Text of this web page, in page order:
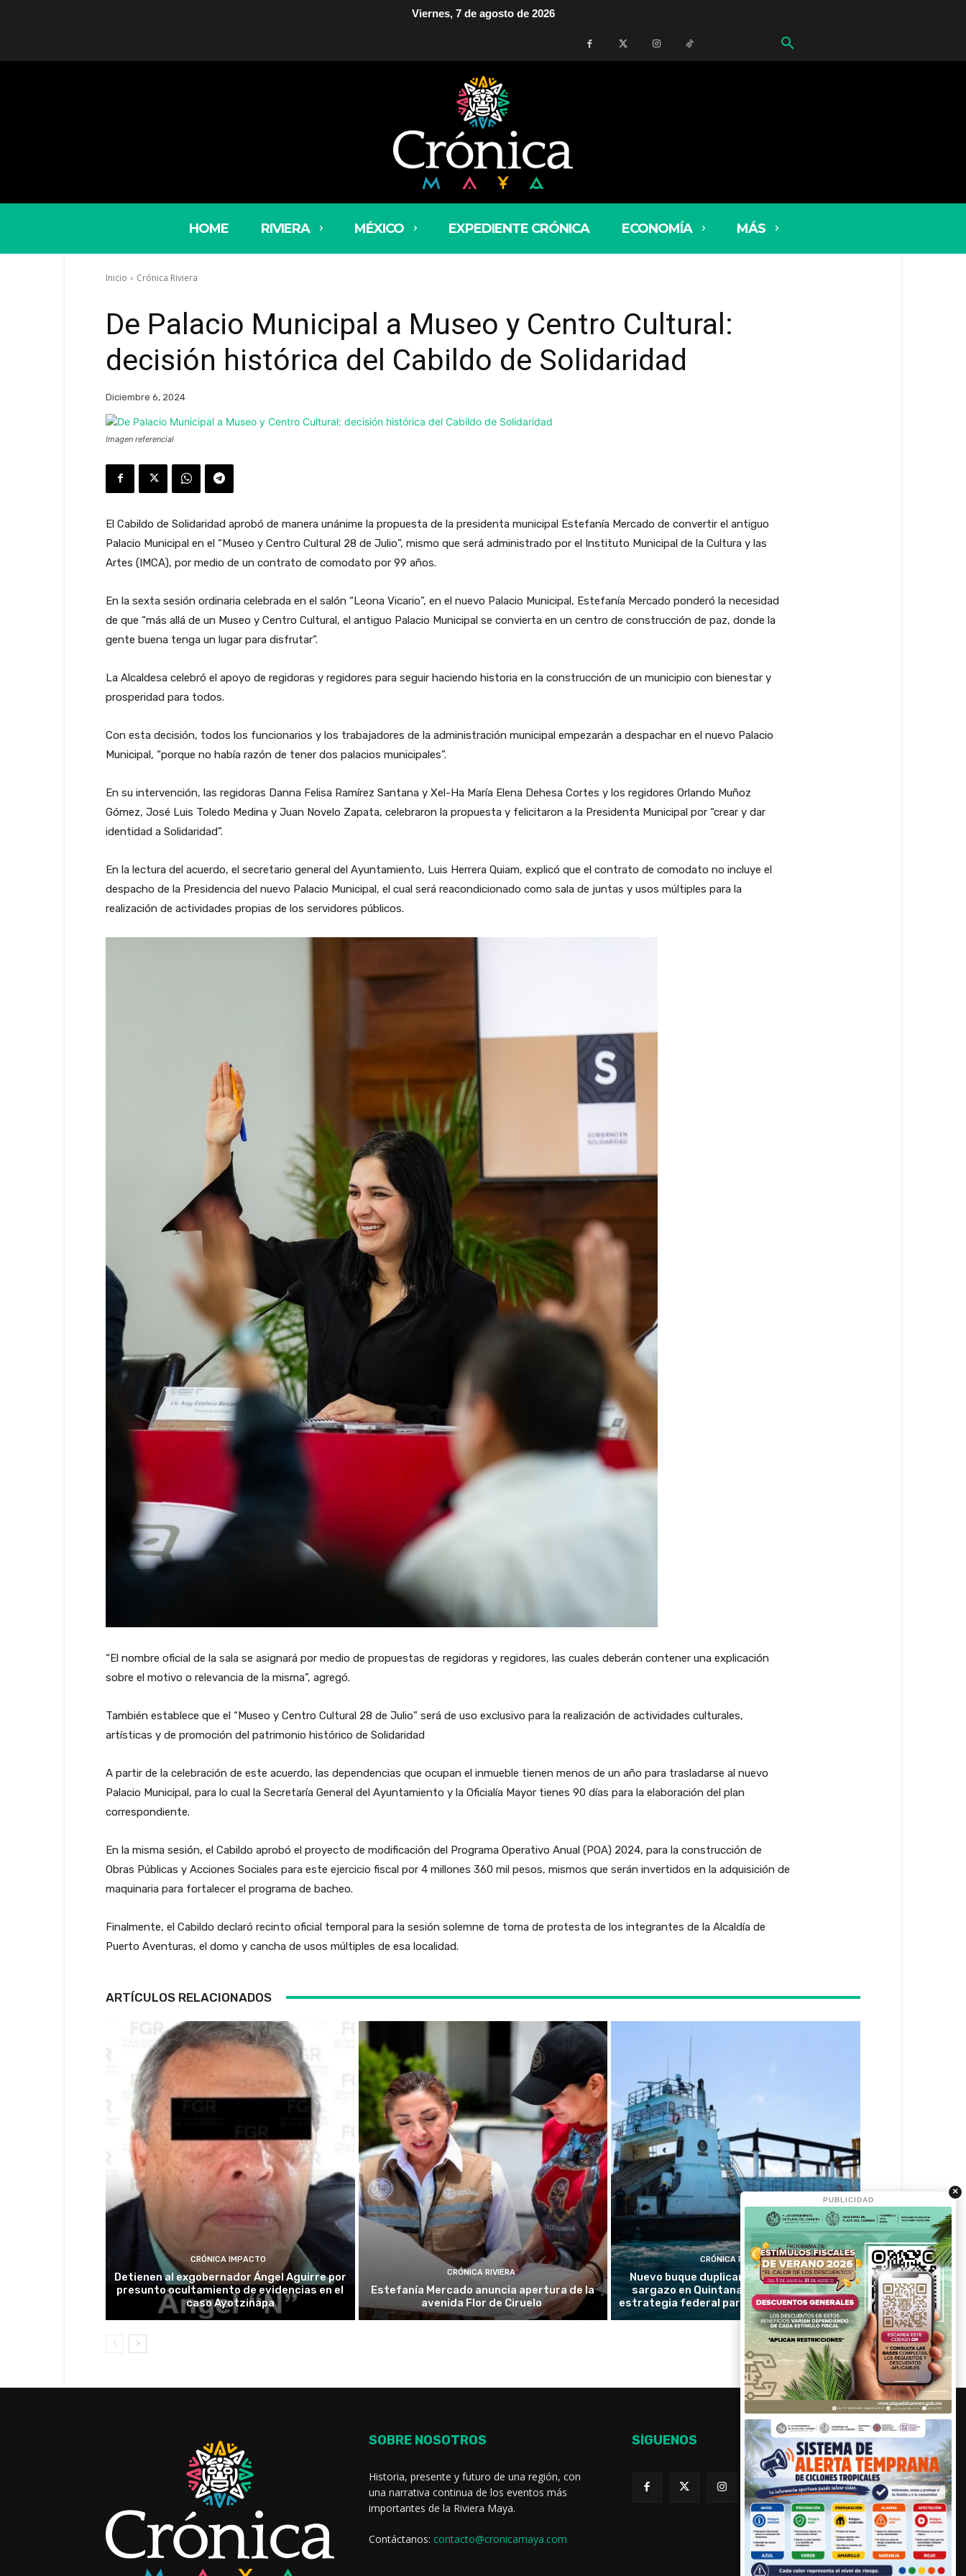
Viernes, 7 de agosto de 2026
HOME RIVIERA MÉXICO EXPEDIENTE CRÓNICA ECONOMÍA MÁS
Inicio Crónica Riviera
De Palacio Municipal a Museo y Centro Cultural:
decisión histórica del Cabildo de Solidaridad
Diciembre 6, 2024
Imagen referencial
El Cabildo de Solidaridad aprobó de manera unánime la propuesta de la presidenta municipal Estefanía Mercado de convertir el antiguo
Palacio Municipal en el “Museo y Centro Cultural 28 de Julio”, mismo que será administrado por el Instituto Municipal de la Cultura y las
Artes (IMCA), por medio de un contrato de comodato por 99 años.
En la sexta sesión ordinaria celebrada en el salón “Leona Vicario”, en el nuevo Palacio Municipal, Estefanía Mercado ponderó la necesidad
de que “más allá de un Museo y Centro Cultural, el antiguo Palacio Municipal se convierta en un centro de construcción de paz, donde la
gente buena tenga un lugar para disfrutar”.
La Alcaldesa celebró el apoyo de regidoras y regidores para seguir haciendo historia en la construcción de un municipio con bienestar y
prosperidad para todos.
Con esta decisión, todos los funcionarios y los trabajadores de la administración municipal empezarán a despachar en el nuevo Palacio
Municipal, “porque no había razón de tener dos palacios municipales”.
En su intervención, las regidoras Danna Felisa Ramírez Santana y Xel-Ha María Elena Dehesa Cortes y los regidores Orlando Muñoz
Gómez, José Luis Toledo Medina y Juan Novelo Zapata, celebraron la propuesta y felicitaron a la Presidenta Municipal por “crear y dar
identidad a Solidaridad”.
En la lectura del acuerdo, el secretario general del Ayuntamiento, Luis Herrera Quiam, explicó que el contrato de comodato no incluye el
despacho de la Presidencia del nuevo Palacio Municipal, el cual será reacondicionado como sala de juntas y usos múltiples para la
realización de actividades propias de los servidores públicos.
“El nombre oficial de la sala se asignará por medio de propuestas de regidoras y regidores, las cuales deberán contener una explicación
sobre el motivo o relevancia de la misma”, agregó.
También establece que el “Museo y Centro Cultural 28 de Julio” será de uso exclusivo para la realización de actividades culturales,
artísticas y de promoción del patrimonio histórico de Solidaridad
A partir de la celebración de este acuerdo, las dependencias que ocupan el inmueble tienen menos de un año para trasladarse al nuevo
Palacio Municipal, para lo cual la Secretaría General del Ayuntamiento y la Oficialía Mayor tienes 90 días para la elaboración del plan
correspondiente.
En la misma sesión, el Cabildo aprobó el proyecto de modificación del Programa Operativo Anual (POA) 2024, para la construcción de
Obras Públicas y Acciones Sociales para este ejercicio fiscal por 4 millones 360 mil pesos, mismos que serán invertidos en la adquisición de
maquinaria para fortalecer el programa de bacheo.
Finalmente, el Cabildo declaró recinto oficial temporal para la sesión solemne de toma de protesta de los integrantes de la Alcaldía de
Puerto Aventuras, el domo y cancha de usos múltiples de esa localidad.
ARTÍCULOS RELACIONADOS
CRÓNICA IMPACTO
Detienen al exgobernador Ángel Aguirre por
presunto ocultamiento de evidencias en el
caso Ayotzinapa
CRÓNICA RIVIERA
Estefanía Mercado anuncia apertura de la
avenida Flor de Ciruelo
CRÓNICA RIVIERA
Nuevo buque duplicará la recolección de
sargazo en Quintana Roo y reforzará la
estrategia federal para proteger las playas
SOBRE NOSOTROS
Historia, presente y futuro de una región, con
una narrativa continua de los eventos más
importantes de la Riviera Maya.
Contáctanos: contacto@cronicamaya.com
SÍGUENOS
×
PUBLICIDAD